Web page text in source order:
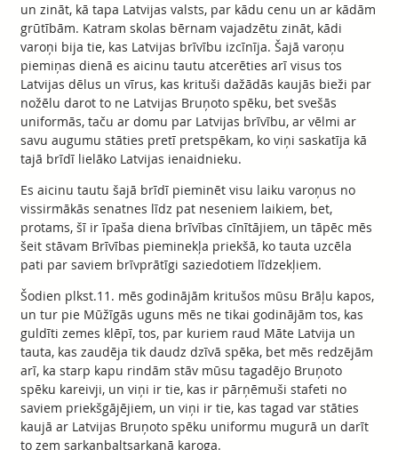
un zināt, kā tapa Latvijas valsts, par kādu cenu un ar kādām
grūtībām. Katram skolas bērnam vajadzētu zināt, kādi
varoņi bija tie, kas Latvijas brīvību izcīnīja. Šajā varoņu
piemiņas dienā es aicinu tautu atcerēties arī visus tos
Latvijas dēlus un vīrus, kas krituši dažādās kaujās bieži par
nožēlu darot to ne Latvijas Bruņoto spēku, bet svešās
uniformās, taču ar domu par Latvijas brīvību, ar vēlmi ar
savu augumu stāties pretī pretspēkam, ko viņi saskatīja kā
tajā brīdī lielāko Latvijas ienaidnieku.
Es aicinu tautu šajā brīdī pieminēt visu laiku varoņus no
vissirmākās senatnes līdz pat neseniem laikiem, bet,
protams, šī ir īpaša diena brīvības cīnītājiem, un tāpēc mēs
šeit stāvam Brīvības pieminekļa priekšā, ko tauta uzcēla
pati par saviem brīvprātīgi saziedotiem līdzekļiem.
Šodien plkst.11. mēs godinājām kritušos mūsu Brāļu kapos,
un tur pie Mūžīgās uguns mēs ne tikai godinājām tos, kas
guldīti zemes klēpī, tos, par kuriem raud Māte Latvija un
tauta, kas zaudēja tik daudz dzīvā spēka, bet mēs redzējām
arī, ka starp kapu rindām stāv mūsu tagadējo Bruņoto
spēku kareivji, un viņi ir tie, kas ir pārņēmuši stafeti no
saviem priekšgājējiem, un viņi ir tie, kas tagad var stāties
kaujā ar Latvijas Bruņoto spēku uniformu mugurā un darīt
to zem sarkanbaltsarkanā karoga.